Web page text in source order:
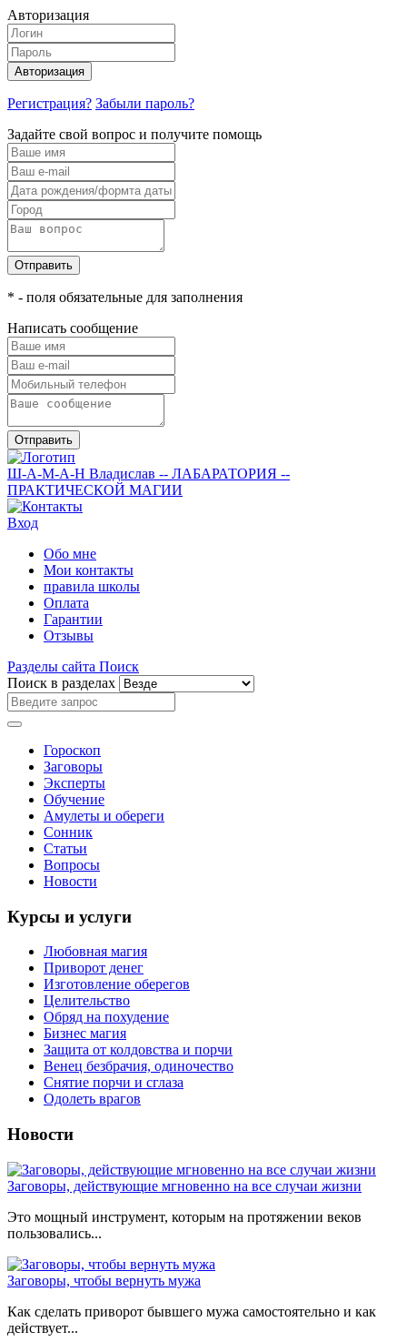
Авторизация
Авторизация
Регистрация? Забыли пароль?
Задайте свой вопрос и получите помощь
Отправить
* - поля обязательные для заполнения
Написать сообщение
Отправить
Ш-А-М-А-Н Владислав -- ЛАБАРАТОРИЯ --
ПРАКТИЧЕСКОЙ МАГИИ
Вход
Обо мне
Мои контакты
правила школы
Оплата
Гарантии
Отзывы
Разделы сайта Поиск
Поиск в разделах
Гороскоп
Заговоры
Эксперты
Обучение
Амулеты и обереги
Сонник
Статьи
Вопросы
Новости
Курсы и услуги
Любовная магия
Приворот денег
Изготовление оберегов
Целительство
Обряд на похудение
Бизнес магия
Защита от колдовства и порчи
Венец безбрачия, одиночество
Снятие порчи и сглаза
Одолеть врагов
Новости
Заговоры, действующие мгновенно на все случаи жизни
Это мощный инструмент, которым на протяжении веков
пользовались...
Заговоры, чтобы вернуть мужа
Как сделать приворот бывшего мужа самостоятельно и как
действует...